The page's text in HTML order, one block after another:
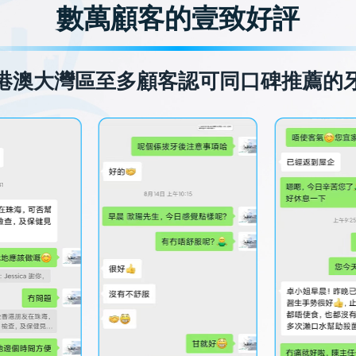
數萬顧客的壹致好評
澳大灣區至多顧客認可同口碑推薦的